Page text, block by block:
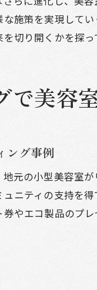
ティを育てる継続
ンディングで美容
視点に立ったプロ
ファンディング後の
施策を実現して
切り開くかを探
で美容
ング事例
元の小型美容室
ニティの支持を
やエコ製品のプ